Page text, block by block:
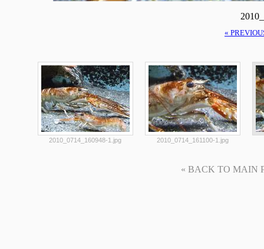
«
2010_0714_160948-1.jpg 2010_0714_161100-1.jpg
« BACK TO MAIN